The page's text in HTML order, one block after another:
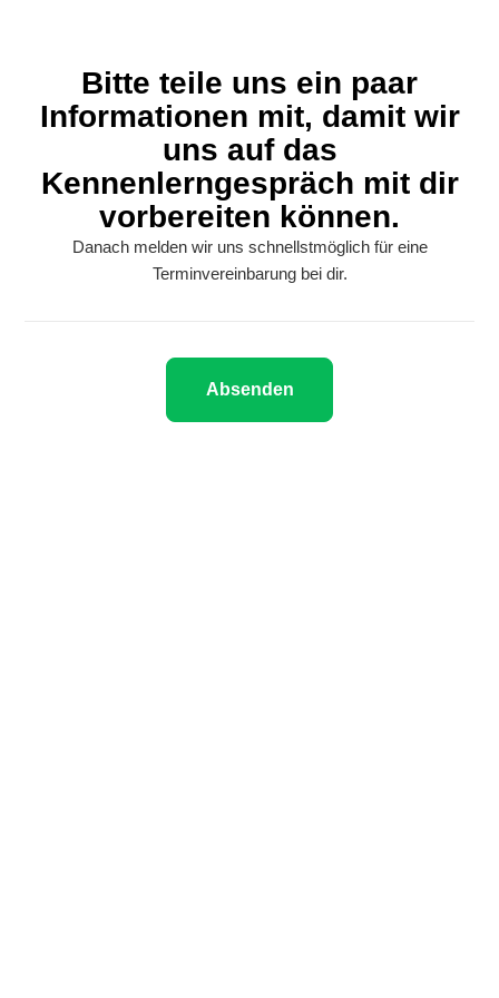
Bitte teile uns ein paar
Informationen mit, damit wir
uns auf das
Kennenlerngespräch mit dir
vorbereiten können.
Danach melden wir uns schnellstmöglich für eine
Terminvereinbarung bei dir.